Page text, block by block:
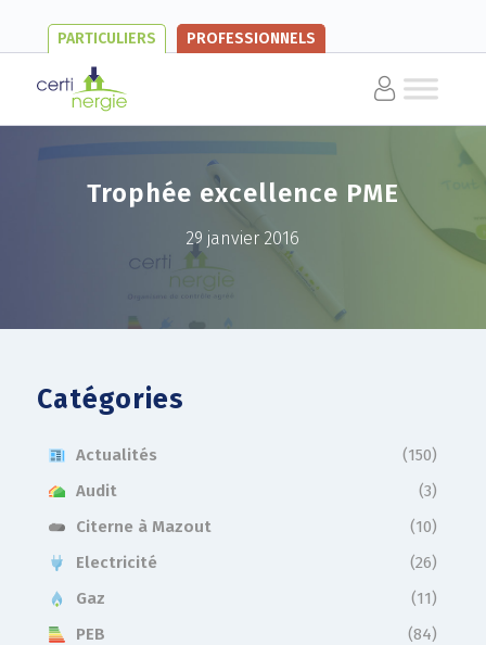
PARTICULIERS PROFESSIONNELS
Trophée excellence PME
29 janvier 2016
Catégories
Actualités
(150)
Audit
(3)
Citerne à Mazout
(10)
Electricité
(26)
Gaz
(11)
PEB
(84)